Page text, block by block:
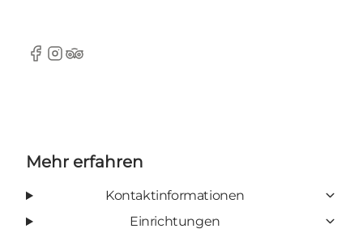
Facebook
instagram
TripAdvisor
Mehr erfahren
Kontaktinformationen
Einrichtungen